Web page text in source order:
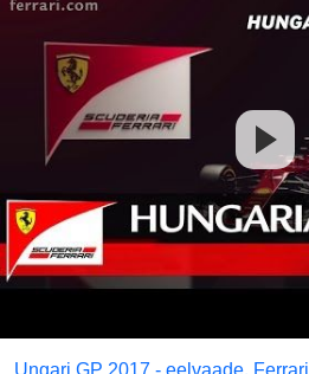
Ungari GP 2017 - eelvaade, Ferrari